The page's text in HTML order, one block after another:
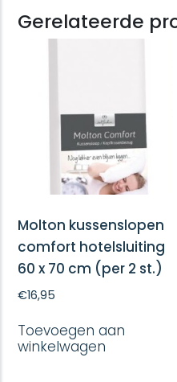
Gerelateerde
Molton kussenslopen
comfort hotelsluiting
60 x 70 cm (per 2 st.)
€16,95
Toevoegen aan
winkelwagen